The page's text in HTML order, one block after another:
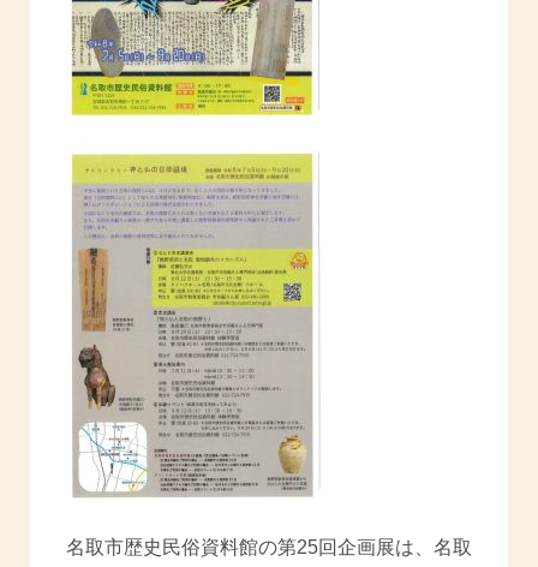
名取市歴史民俗資料館の第25回企画展は、名取